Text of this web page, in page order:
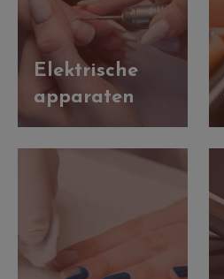
Elektrische
apparaten